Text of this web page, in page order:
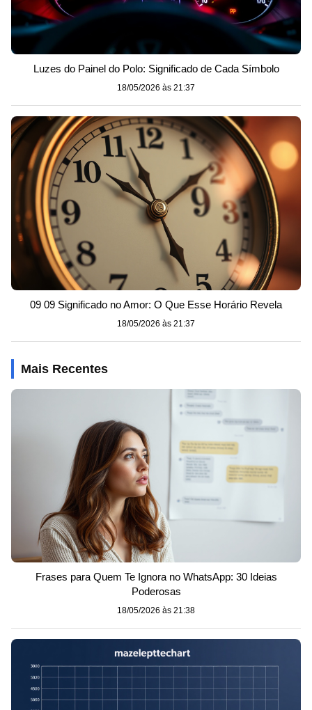
Luzes do Painel do Polo: Significado de Cada Símbolo
18/05/2026 às 21:37
09 09 Significado no Amor: O Que Esse Horário Revela
18/05/2026 às 21:37
Mais Recentes
Frases para Quem Te Ignora no WhatsApp: 30 Ideias
Poderosas
18/05/2026 às 21:38